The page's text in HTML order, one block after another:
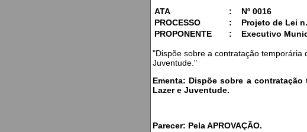
ATA :
Nº 0016
PROCESSO
:
Projeto de Lei
PROPONENTE
: Executivo
"Dispõe sobre a contratação temporária
Juventude."
Ementa: Dispõe sobre a
Lazer e Juventude.
Parecer: Pela APROVAÇÃO.